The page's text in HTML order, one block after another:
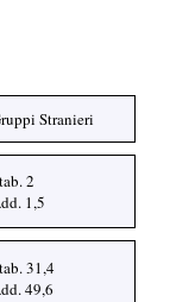
Stranieri
2
1,5
31,4
49,6